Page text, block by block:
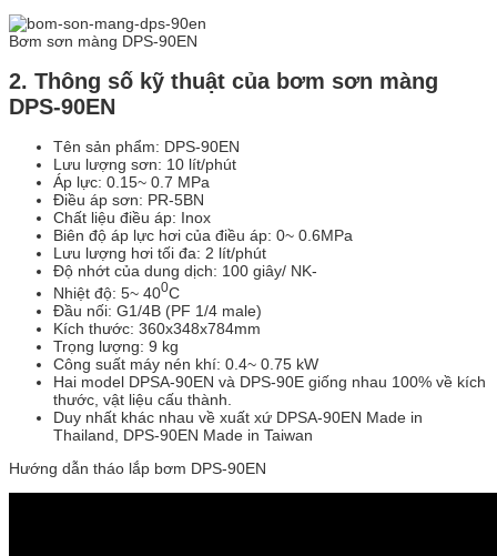
Bơm sơn màng DPS-90EN
2. Thông số kỹ thuật của bơm sơn màng
DPS-90EN
Tên sản phẩm: DPS-90EN
Lưu lượng sơn: 10 lít/phút
Áp lực: 0.15~ 0.7 MPa
Điều áp sơn: PR-5BN
Chất liệu điều áp: Inox
Biên độ áp lực hơi của điều áp: 0~ 0.6MPa
Lưu lượng hơi tối đa: 2 lít/phút
Độ nhớt của dung dịch: 100 giây/ NK-
Nhiệt độ: 5~ 400C
Đầu nối: G1/4B (PF 1/4 male)
Kích thước: 360x348x784mm
Trọng lượng: 9 kg
Công suất máy nén khí: 0.4~ 0.75 kW
Hai model DPSA-90EN và DPS-90E giống nhau 100% về kích
thước, vật liệu cấu thành.
Duy nhất khác nhau về xuất xứ DPSA-90EN Made in
Thailand, DPS-90EN Made in Taiwan
Hướng dẫn tháo lắp bơm DPS-90EN